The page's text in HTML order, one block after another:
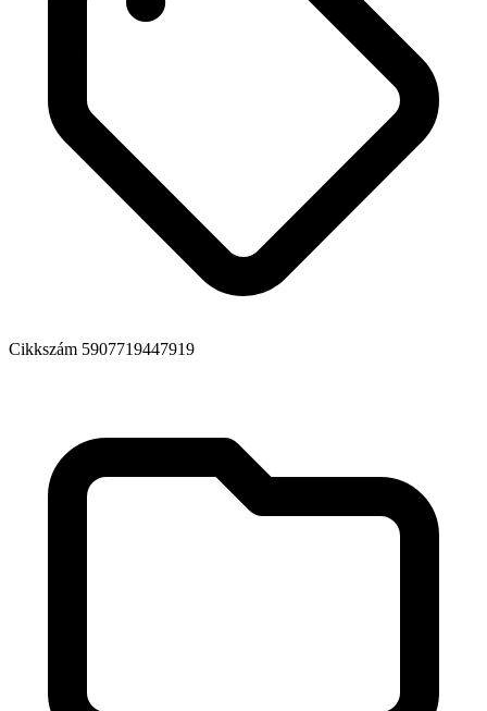
Cikkszám 5907719447919